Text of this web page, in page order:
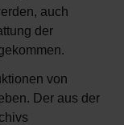
auch
der
von
Der aus der